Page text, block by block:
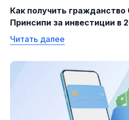
Как получить
Принсипи за инвестиции в
Читать далее